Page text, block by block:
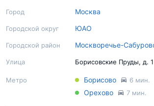
Город Москва
Городской округ ЮАО
Городской район Москворечье-
Улица Борисовские Пруды, д. 1
Метро Борисово 6 мин.
Орехово 7 мин.